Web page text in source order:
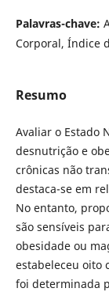
Palavras-chave:
Corporal, Índice
Resumo
Avaliar o Estado
desnutrição e
crônicas não
destaca-se em
No entanto,
são sensíveis
obesidade ou
estabeleceu oito
foi determinada